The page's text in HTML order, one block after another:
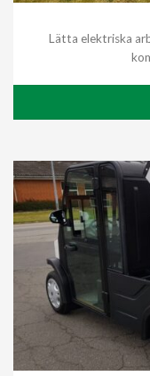
Lätta elektriska